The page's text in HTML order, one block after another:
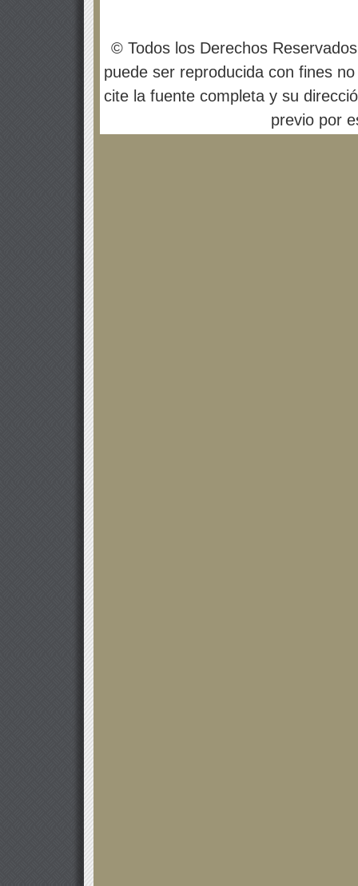
© Todos los Derechos
puede ser reproducida con fines
cite la fuente completa y su
previo por